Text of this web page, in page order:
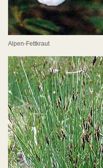
Alpen-Fettkraut